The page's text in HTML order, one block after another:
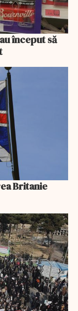
început să
Britanie